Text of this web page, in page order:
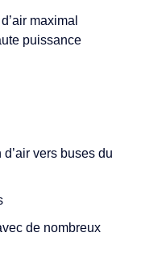
maximal
puissance
vers buses du
de nombreux